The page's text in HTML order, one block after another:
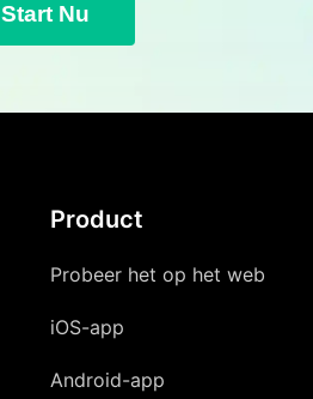
Start Nu
Product
Probeer het op het web
iOS-app
Android-app